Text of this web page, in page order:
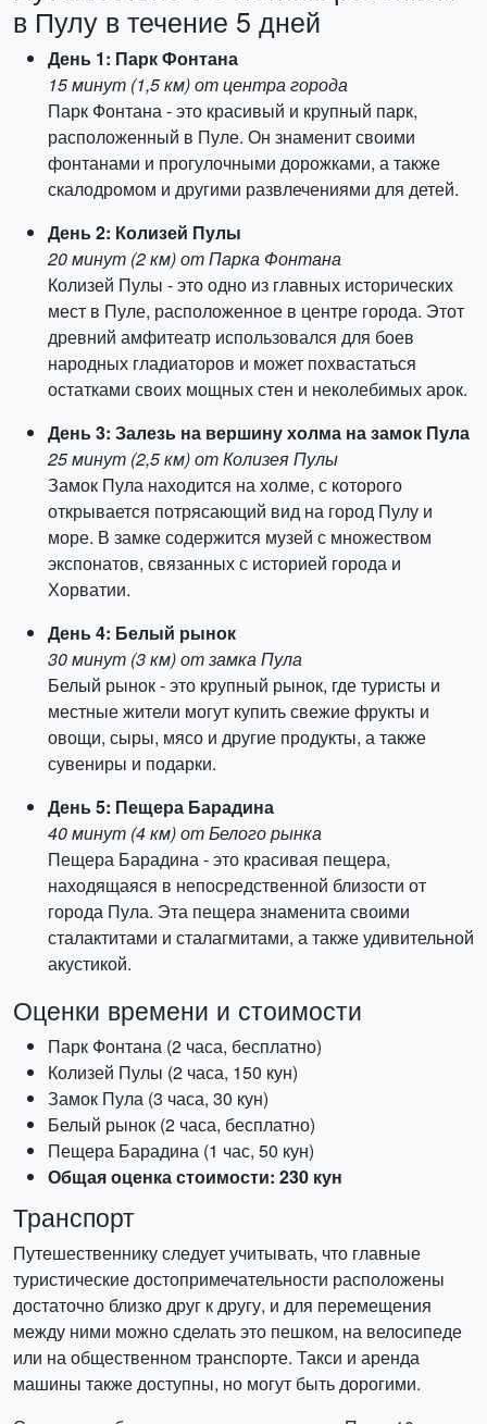
в Пулу в течение 5 дней
День 1: Парк Фонтана
15 минут (1,5 км) от центра города
Парк Фонтана - это красивый и крупный парк,
расположенный в Пуле. Он знаменит своими
фонтанами и прогулочными дорожками, а также
скалодромом и другими развлечениями для детей.
День 2: Колизей Пулы
20 минут (2 км) от Парка Фонтана
Колизей Пулы - это одно из главных исторических
мест в Пуле, расположенное в центре города. Этот
древний амфитеатр использовался для боев
народных гладиаторов и может похвастаться
остатками своих мощных стен и неколебимых арок.
День 3: Залезь на вершину холма на замок Пула
25 минут (2,5 км) от Колизея Пулы
Замок Пула находится на холме, с которого
открывается потрясающий вид на город Пулу и
море. В замке содержится музей с множеством
экспонатов, связанных с историей города и
Хорватии.
День 4: Белый рынок
30 минут (3 км) от замка Пула
Белый рынок - это крупный рынок, где туристы и
местные жители могут купить свежие фрукты и
овощи, сыры, мясо и другие продукты, а также
сувениры и подарки.
День 5: Пещера Барадина
40 минут (4 км) от Белого рынка
Пещера Барадина - это красивая пещера,
находящаяся в непосредственной близости от
города Пула. Эта пещера знаменита своими
сталактитами и сталагмитами, а также удивительной
акустикой.
Оценки времени и стоимости
Парк Фонтана (2 часа, бесплатно)
Колизей Пулы (2 часа, 150 кун)
Замок Пула (3 часа, 30 кун)
Белый рынок (2 часа, бесплатно)
Пещера Барадина (1 час, 50 кун)
Общая оценка стоимости: 230 кун
Транспорт
Путешественнику следует учитывать, что главные
туристические достопримечательности расположены
достаточно близко друг к другу, и для перемещения
между ними можно сделать это пешком, на велосипеде
или на общественном транспорте. Такси и аренда
машины также доступны, но могут быть дорогими.